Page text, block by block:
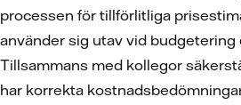
processen för tillförlitliga
använder sig utav vid budgetering
Tillsammans med kollegor
har korrekta